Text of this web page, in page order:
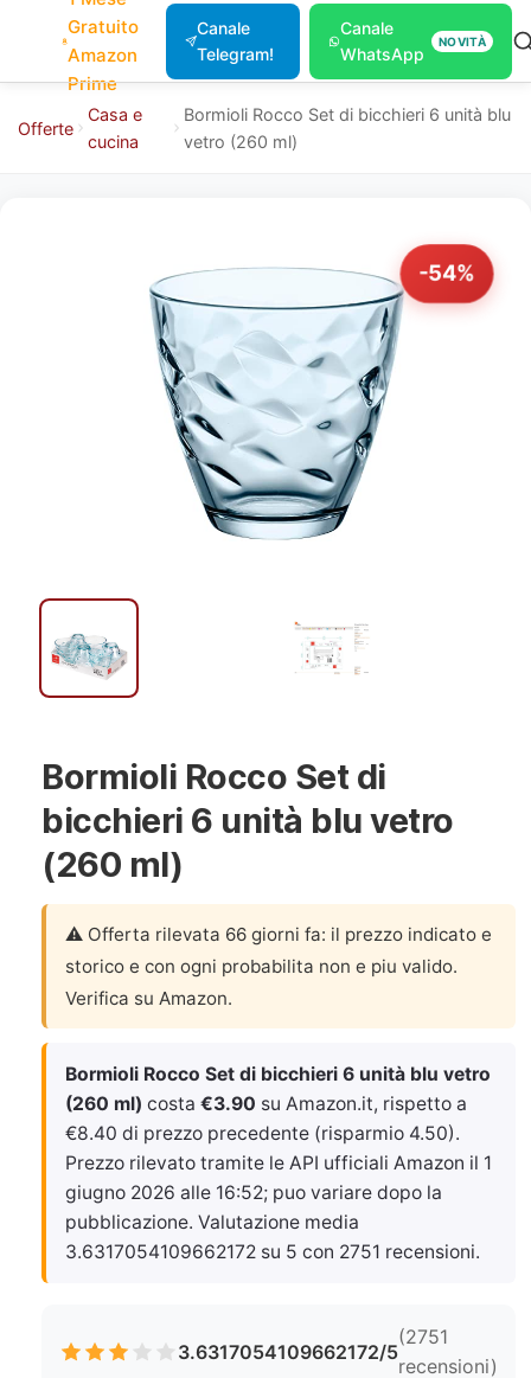
Gratuito
Amazon
Prime
Canale
Telegram!
Canale
WhatsApp
NOVITÀ
Offerte
Casa e
cucina
Bormioli Rocco Set di bicchieri 6 unità blu
vetro (260 ml)
-54%
Bormioli Rocco Set di
bicchieri 6 unità blu vetro
(260 ml)
⚠️ Offerta rilevata 66 giorni fa: il prezzo indicato e
storico e con ogni probabilita non e piu valido.
Verifica su Amazon.
Bormioli Rocco Set di bicchieri 6 unità blu vetro
(260 ml) costa €3.90 su Amazon.it, rispetto a
€8.40 di prezzo precedente (risparmio 4.50).
Prezzo rilevato tramite le API ufficiali Amazon il 1
giugno 2026 alle 16:52; puo variare dopo la
pubblicazione. Valutazione media
3.6317054109662172 su 5 con 2751 recensioni.
3.6317054109662172/5
(2751
recensioni)